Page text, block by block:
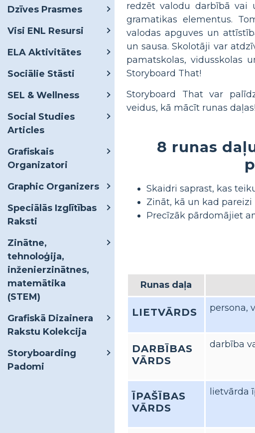
Dzīves Prasmes
Visi ENL Resursi
ELA Aktivitātes
Sociālie Stāsti
SEL & Wellness
Social Studies
Articles
Grafiskais
Organizatori
Graphic Organizers
Speciālās Izglītības
Raksti
Zinātne,
tehnoloģija,
inženierzinātnes,
matemātika
(STEM)
Grafiskā Dizainera
Rakstu Kolekcija
Storyboarding
Padomi
redzēt valodu darbībā vai
gramatikas elementus.
valodas apguves un
un sausa. Skolotāji var
pamatskolas, vidusskolas
Storyboard That!
Storyboard That var
veidus, kā mācīt runas daļas!
8 runas
Skaidri saprast, kas
Zināt, kā un kad pareizi
Precīzāk pārdomājiet
Runas daļa
LIETVĀRDS persona,
DARBĪBAS
VĀRDS
darbība
ĪPAŠĪBAS
VĀRDS
lietvārda